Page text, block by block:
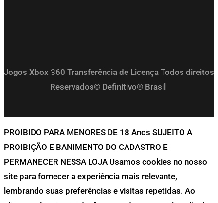
Jogos Xbox 360 Transferência de Licença Todos direitos
Reservados© Definitivo® Brasil
PROIBIDO PARA MENORES DE 18 Anos SUJEITO A
PROIBIÇÃO E BANIMENTO DO CADASTRO E
PERMANECER NESSA LOJA Usamos cookies no nosso
site para fornecer a experiência mais relevante,
lembrando suas preferências e visitas repetidas. Ao